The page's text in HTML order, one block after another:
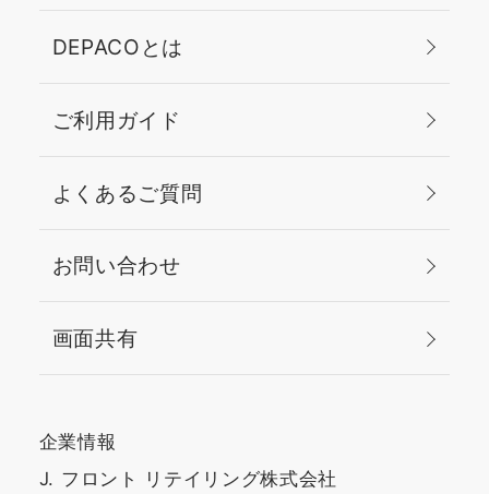
DEPACOとは
ご利用ガイド
よくあるご質問
お問い合わせ
画面共有
企業情報
J. フロント リテイリング株式会社